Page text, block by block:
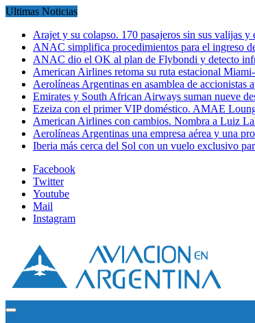
Ultimas Noticias
Arajet y su colapso. 170 pasajeros sin sus valijas
ANAC simplifica procedimientos para el ingreso
ANAC dio el OK al plan de Flybondi y detecto
American Airlines retoma su ruta estacional
Aerolíneas Argentinas en asamblea de
Emirates y South African Airways suman nueve
Ezeiza con el primer VIP doméstico. AMAE
American Airlines con cambios. Nombra a Luiz
Aerolíneas Argentinas una empresa aérea y una
Iberia más cerca del Sol con un vuelo exclusivo
Facebook
Twitter
Youtube
Mail
Instagram